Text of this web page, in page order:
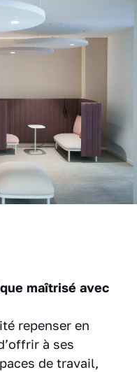
maîtrisé avec
repenser en
à ses
de travail,